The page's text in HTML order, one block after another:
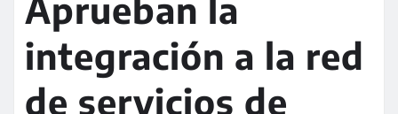
Aprueban la
integración a la red
de servicios de